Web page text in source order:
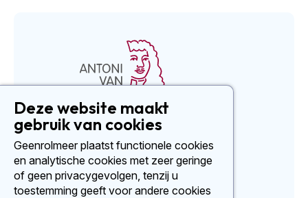
Social media
Deze website maakt
gebruik van cookies
Geenrolmeer plaatst functionele cookies
en analytische cookies met zeer geringe
of geen privacygevolgen, tenzij u
toestemming geeft voor andere cookies